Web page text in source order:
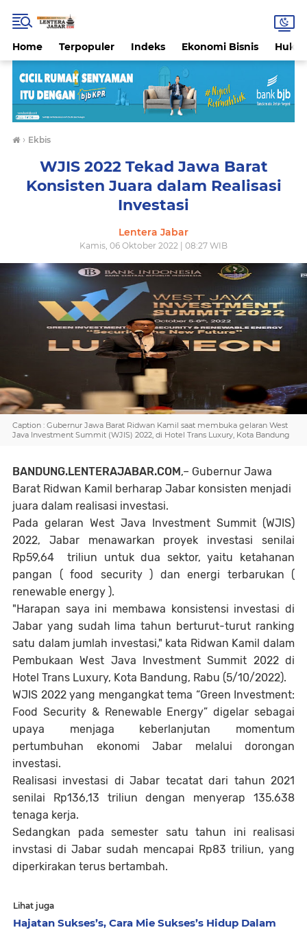
Home Terpopuler Indeks Ekonomi Bisnis
› Ekbis
WJIS 2022 Tekad Jawa Barat
Konsisten Juara dalam Realisasi
Investasi
Lentera Jabar
Kamis, 06 Oktober 2022 | 08:27 WIB
Caption : Gubernur Jawa Barat Ridwan Kamil saat membuka gelaran West
Java Investment Summit (WJIS) 2022, di Hotel Trans Luxury, Kota Bandung
BANDUNG.LENTERAJABAR.COM,– Gubernur Jawa
Barat Ridwan Kamil berharap Jabar konsisten menjadi
juara dalam realisasi investasi.
Pada gelaran West Java Investment Summit (WJIS)
2022, Jabar menawarkan proyek investasi senilai
Rp59,64 triliun untuk dua sektor, yaitu ketahanan
pangan ( food security ) dan energi terbarukan (
renewable energy ).
"Harapan saya ini membawa konsistensi investasi di
Jabar yang sudah lima tahun berturut-turut ranking
satu dalam jumlah investasi," kata Ridwan Kamil dalam
Pembukaan West Java Investment Summit 2022 di
Hotel Trans Luxury, Kota Bandung, Rabu (5/10/2022).
WJIS 2022 yang mengangkat tema “Green Investment:
Food Security & Renewable Energy” digelar sebagai
upaya menjaga keberlanjutan momentum
pertumbuhan ekonomi Jabar melalui dorongan
investasi.
Realisasi investasi di Jabar tecatat dari tahun 2021
senilai Rp136,13 triliun dengan menyerap 135.638
tenaga kerja.
Sedangkan pada semester satu tahun ini realisasi
invstasi di Jabar sudah mencapai Rp83 triliun, yang
diperkirakan terus bertambah.
Lihat juga
Hajatan Sukses’s, Cara Mie Sukses’s Hidup Dalam